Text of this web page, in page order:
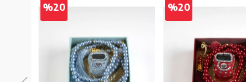
%20 %20